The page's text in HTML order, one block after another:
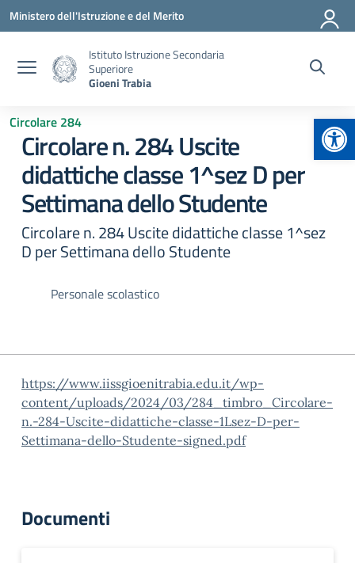
Vai ai contenuti
Vai al menu di navigazione
Vai al footer
Ministero dell'Istruzione e del Merito
Istituto Istruzione Secondaria
Superiore
Gioeni Trabia
Circolare 284
Circolare n. 284 Uscite
didattiche classe 1^sez D per
Settimana dello Studente
Circolare n. 284 Uscite didattiche classe 1^sez
D per Settimana dello Studente
Personale scolastico
https://www.iissgioenitrabia.edu.it/wp-
content/uploads/2024/03/284_timbro_Circolare-
n.-284-Uscite-didattiche-classe-1Lsez-D-per-
Settimana-dello-Studente-signed.pdf
Documenti